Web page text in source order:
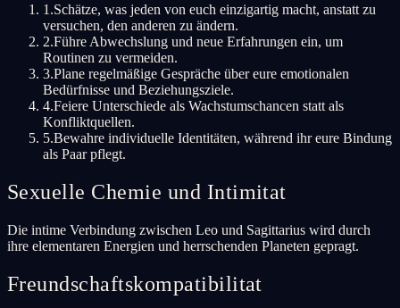
1 .Schätze, was jeden von euch einzigartig macht, anstatt zu
versuchen, den anderen zu ändern.
2.Führe Abwechslung und neue Erfahrungen ein, um
Routinen zu vermeiden.
3.Plane regelmäßige Gespräche über eure emotionalen
Bedürfnisse und Beziehungsziele.
4.Feiere Unterschiede als Wachstumschancen statt als
Konfliktquellen.
5.Bewahre individuelle Identitäten, während ihr eure Bindung
als Paar pflegt.
Sexuelle Chemie und Intimitat
Die intime Verbindung zwischen Leo und Sagittarius wird durch
ihre elementaren Energien und herrschenden Planeten gepragt.
Freundschaftskompatibilitat